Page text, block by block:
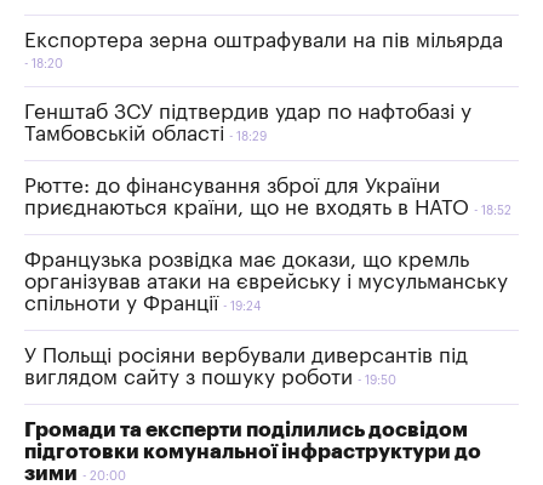
Експортера зерна оштрафували на пів мільярда
18:20
Генштаб ЗСУ підтвердив удар по нафтобазі у
Тамбовській області
18:29
Рютте: до фінансування зброї для України
приєднаються країни, що не входять в НАТО
18:52
Французька розвідка має докази, що кремль
організував атаки на єврейську і мусульманську
спільноти у Франції
19:24
У Польщі росіяни вербували диверсантів під
виглядом сайту з пошуку роботи
19:50
Громади та експерти поділились досвідом
підготовки комунальної інфраструктури до
зими
20:00